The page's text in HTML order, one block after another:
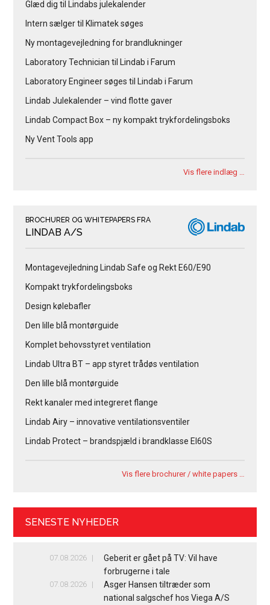
Glæd dig til Lindabs julekalender
Intern sælger til Klimatek søges
Ny montagevejledning for brandlukninger
Laboratory Technician til Lindab i Farum
Laboratory Engineer søges til Lindab i Farum
Lindab Julekalender – vind flotte gaver
Lindab Compact Box – ny kompakt trykfordelingsboks
Ny Vent Tools app
Vis flere indlæg …
BROCHURER OG WHITEPAPERS FRA
LINDAB A/S
Montagevejledning Lindab Safe og Rekt E60/E90
Kompakt trykfordelingsboks
Design kølebafler
Den lille blå montørguide
Komplet behovsstyret ventilation
Lindab Ultra BT – app styret trådøs ventilation
Den lille blå montørguide
Rekt kanaler med integreret flange
Lindab Airy – innovative ventilationsventiler
Lindab Protect – brandspjæld i brandklasse EI60S
Vis flere brochurer / white papers …
SENESTE NYHEDER
07.08.2026
Geberit er gået på TV: Vil have
forbrugerne i tale
07.08.2026
Asger Hansen tiltræder som
national salgschef hos Viega A/S